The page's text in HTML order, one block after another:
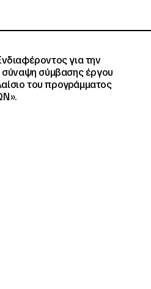
για την
σύμβασης έργου
του προγράμματος